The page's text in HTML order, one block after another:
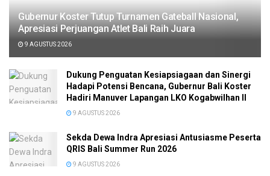
Gubernur Koster Tutup Turnamen Gateball Nasional,
Apresiasi Perjuangan Atlet Bali Raih Juara
9 AGUSTUS 2026
Dukung Penguatan Kesiapsiagaan dan Sinergi
Hadapi Potensi Bencana, Gubernur Bali Koster
Hadiri Manuver Lapangan LKO Kogabwilhan II
9 AGUSTUS 2026
Sekda Dewa Indra Apresiasi Antusiasme Peserta
QRIS Bali Summer Run 2026
9 AGUSTUS 2026